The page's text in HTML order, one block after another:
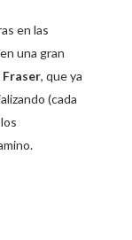
en las
una gran
Fraser, que ya
(cada